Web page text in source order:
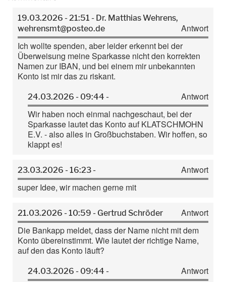
19.03.2026 - 21:51 - Dr. Matthias Wehrens,
wehrensmt@posteo.de
Antwort
Ich wollte spenden, aber leider erkennt bei der
Überweisung meine Sparkasse nicht den korrekten
Namen zur IBAN, und bei einem mir unbekannten
Konto ist mir das zu riskant.
24.03.2026 - 09:44 -
Antwort
Wir haben noch einmal nachgeschaut, bei der
Sparkasse lautet das Konto auf KLATSCHMOHN
E.V. - also alles in Großbuchstaben. Wir hoffen, so
klappt es!
23.03.2026 - 16:23 -
Antwort
super Idee, wir machen gerne mit
21.03.2026 - 10:59 - Gertrud Schröder
Antwort
Die Bankapp meldet, dass der Name nicht mit dem
Konto übereinstimmt. Wie lautet der richtige Name,
auf den das Konto läuft?
24.03.2026 - 09:44 -
Antwort